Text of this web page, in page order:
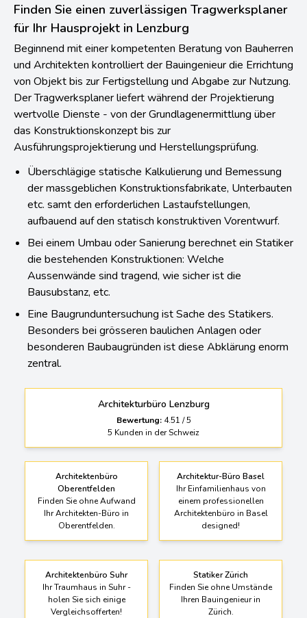
Finden Sie einen zuverlässigen Tragwerksplaner
für Ihr Hausprojekt in Lenzburg
Beginnend mit einer kompetenten Beratung von Bauherren
und Architekten kontrolliert der Bauingenieur die Errichtung
von Objekt bis zur Fertigstellung und Abgabe zur Nutzung.
Der Tragwerksplaner liefert während der Projektierung
wertvolle Dienste - von der Grundlagenermittlung über
das Konstruktionskonzept bis zur
Ausführungsprojektierung und Herstellungsprüfung.
Überschlägige statische Kalkulierung und Bemessung
der massgeblichen Konstruktionsfabrikate, Unterbauten
etc. samt den erforderlichen Lastaufstellungen,
aufbauend auf den statisch konstruktiven Vorentwurf.
Bei einem Umbau oder Sanierung berechnet ein Statiker
die bestehenden Konstruktionen: Welche
Aussenwände sind tragend, wie sicher ist die
Bausubstanz, etc.
Eine Baugrunduntersuchung ist Sache des Statikers.
Besonders bei grösseren baulichen Anlagen oder
besonderen Baubaugründen ist diese Abklärung enorm
zentral.
Architekturbüro Lenzburg
Bewertung: 4.51 /5
5 Kunden in der Schweiz
Architektenbüro
Oberentfelden
Finden Sie ohne Aufwand
Ihr Architekten-Büro in
Oberentfelden.
Architektur-Büro Basel
Ihr Einfamilienhaus von
einem professionellen
Architektenbüro in Basel
designed!
Architektenbüro Suhr
Ihr Traumhaus in Suhr -
holen Sie sich einige
Vergleichsofferten!
Statiker Zürich
Finden Sie ohne Umstände
Ihren Bauingenieur in
Zürich.